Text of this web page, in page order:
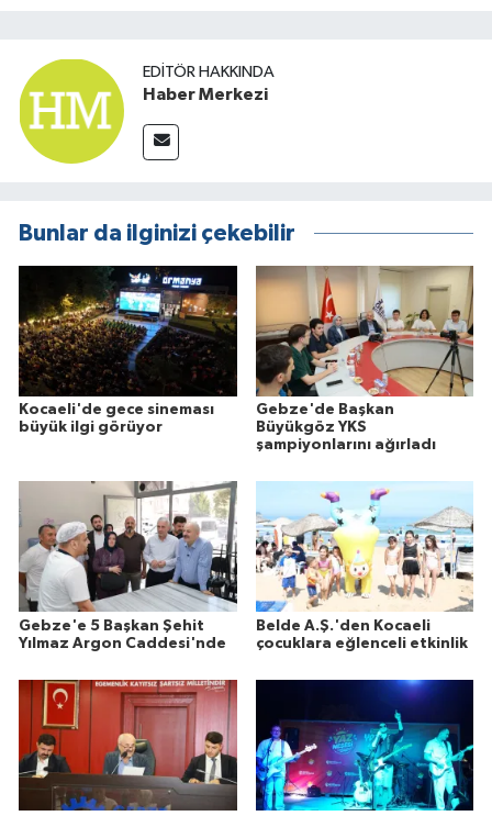
EDITÖR HAKKINDA
Haber Merkezi
Bunlar da ilginizi çekebilir
Kocaeli'de gece sineması
büyük ilgi görüyor
Gebze'de Başkan
Büyükgöz YKS
şampiyonlarını ağırladı
Gebze'e 5 Başkan Şehit
Yılmaz Argon Caddesi'nde
Belde A.Ş.'den Kocaeli
çocuklara eğlenceli etkinlik